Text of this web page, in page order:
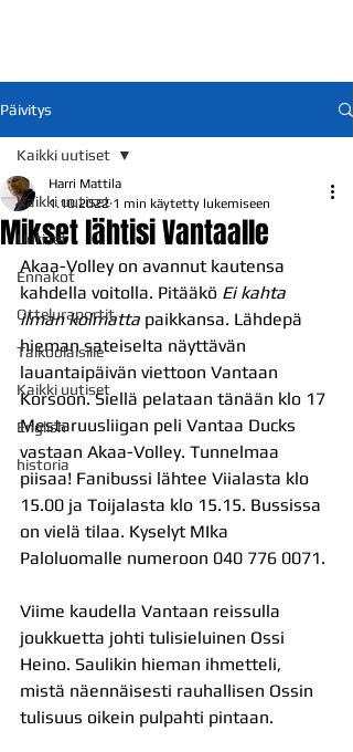
Päivitys
Kaikki uutiset
Uutiset
Ennakot
Otteluraportit
Talkoolaisille
Kaikki uutiset
English
historia
Kaikki uutiset
Mikset lähtisi Vantaalle
Harri Mattila
1.10.2022 1 min käytetty lukemiseen
Akaa-Volley on avannut kautensa
kahdella voitolla. Pitääkö Ei kahta
ilman kolmatta paikkansa. Lähdepä
hieman sateiselta näyttävän
lauantaipäivän viettoon Vantaan
Korsoon. Siellä pelataan tänään klo 17
Mestaruusliigan peli Vantaa Ducks
vastaan Akaa-Volley. Tunnelmaa
piisaa! Fanibussi lähtee Viialasta klo
15.00 ja Toijalasta klo 15.15. Bussissa
on vielä tilaa. Kyselyt MIka
Paloluomalle numeroon 040 776 0071.
Viime kaudella Vantaan reissulla
joukkuetta johti tulisieluinen Ossi
Heino. Saulikin hieman ihmetteli,
mistä näennäisesti rauhallisen Ossin
tulisuus oikein pulpahti pintaan.